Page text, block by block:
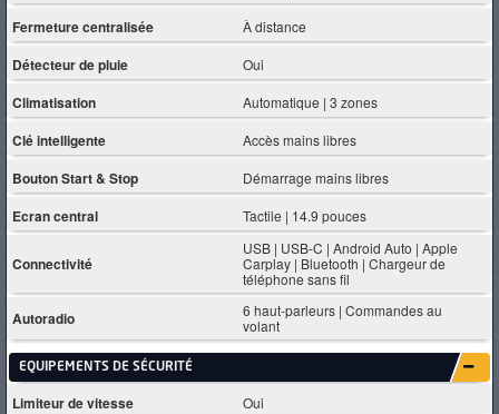
Fermeture centralisée À distance
Détecteur de pluie Oui
Climatisation Automatique | 3 zones
Clé intelligente Accès mains libres
Bouton Start & Stop Démarrage mains libres
Ecran central Tactile | 14.9 pouces
Connectivité
USB | USB-C | Android Auto | Apple
Carplay | Bluetooth | Chargeur de
téléphone sans fil
Autoradio
6 haut-parleurs | Commandes au
volant
EQUIPEMENTS DE SÉCURITÉ
Limiteur de vitesse Oui